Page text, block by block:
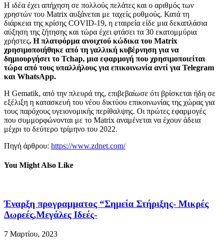
Η ιδέα έχει απήχηση σε πολλούς πελάτες και ο αριθμός των
χρηστών του Matrix αυξάνεται με ταχείς ρυθμούς. Κατά τη
διάρκεια της κρίσης COVID-19, η εταιρεία είδε μια δεκαπλάσια
αύξηση της ζήτησης και τώρα έχει φτάσει τα 30 εκατομμύρια
χρήστες. Η πλατφόρμα ανοιχτού κώδικα του Matrix
χρησιμοποιήθηκε από τη γαλλική κυβέρνηση για να
δημιουργήσει το Tchap, μια εφαρμογή που χρησιμοποιείται
τώρα από τους υπαλλήλους για επικοινωνία αντί για Telegram
και WhatsApp.
Η Gematik, από την πλευρά της, επιβεβαίωσε ότι βρίσκεται ήδη σε
εξέλιξη η κατασκευή του νέου δικτύου επικοινωνίας της χώρας για
τους παρόχους υγειονομικής περίθαλψης. Οι πρώτες εφαρμογές
που συμμορφώνονται με το Matrix αναμένεται να έχουν άδεια
μέχρι το δεύτερο τρίμηνο του 2022.
Πηγή άρθρου: https://www.zdnet.com/
You Might Also Like
Έναρξη προγραμματος “Σημεία Στήριξης- Μικρές
Δωρεές,Μεγάλες Ιδεές-
7 Μαρτίου, 2023